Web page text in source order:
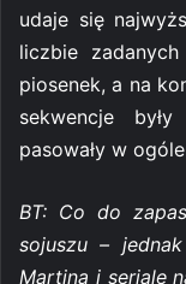
udaje się
liczbie
piosenek, a na
sekwencje
pasowały w
BT: Co do
sojuszu –
Martina i seriale